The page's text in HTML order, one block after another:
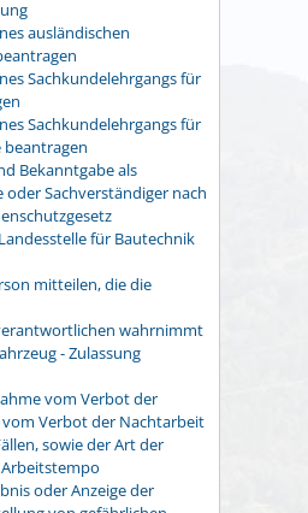
ausländischen
Sachkundelehrgangs für
Sachkundelehrgangs für
Bekanntgabe als
oder Sachverständiger nach
für Bautechnik
mitteilen, die die
wahrnimmt
- Zulassung
vom Verbot der
Verbot der Nachtarbeit
sowie der Art der
oder Anzeige der